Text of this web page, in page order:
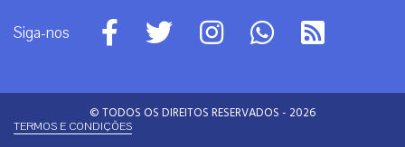
Siga-nos
© TODOS OS DIREITOS RESERVADOS - 2026
TERMOS E CONDIÇÕES